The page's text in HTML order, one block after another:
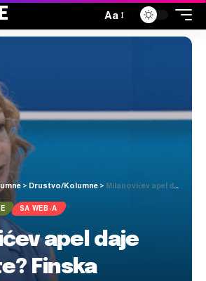
Aa
> Drustvo/Kolumne > Milanovićev apel daje rezultate? Finska ministrica na HRT-u govorila o izbornom zakonu BiH: “Razumijemo zabrinutost…”
SA WEB-A
apel daje
Finska